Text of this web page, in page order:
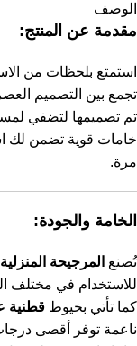
الوصف
مقدمة عن المنتج:
استمتع بلحظات من
تجمع بين التصميم
تم تصميمها لتضفي
خامات قوية تضمن لك
مرة.
الخامة والجودة:
تُصنع المرجيحة المنزلية
للاستخدام في مختلف
كما تأتي بخيوط قطنية
ناعمة توفر أقصى